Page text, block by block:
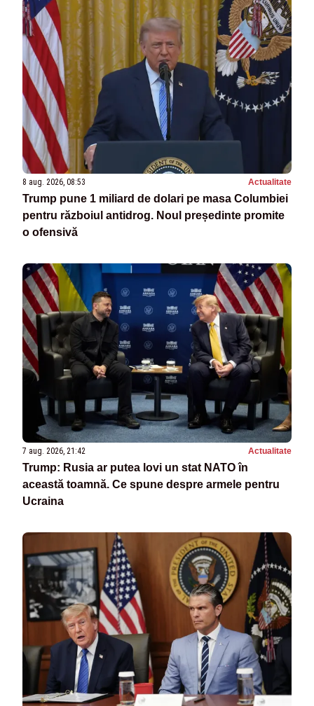
8 aug. 2026, 08:53 Actualitate
Trump pune 1 miliard de dolari pe masa Columbiei
pentru războiul antidrog. Noul președinte promite
o ofensivă
7 aug. 2026, 21:42 Actualitate
Trump: Rusia ar putea lovi un stat NATO în
această toamnă. Ce spune despre armele pentru
Ucraina